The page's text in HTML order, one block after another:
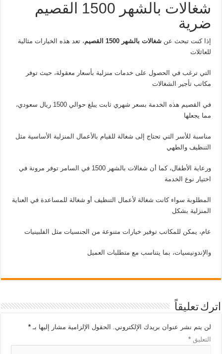
شغالات بالشهر 1500 القصيم
ضرية
إذا كنت تبحث عنشغالات بالشهر 1500 القصيم
، تعد هذه الخيارات مثالية
للعائلات
التي ترغب في الحصول على خدمات منزلية بأسعار معقولة، حيث توفر
مكاتب تأجير الشغالات
في القصيم هذه الخدمة بسعر شهري ثابت يبلغ حوالي 1500 ريال سعودي،
مما يجعلها
مناسبة للأسر التي تحتاج إلى شغالة للقيام بالأعمال المنزلية الأساسية مثل
التنظيف والطهي
ورعاية الأطفال، كما أن شغالات بالشهر 1500 في السامر توفر مرونة في
اختيار نوع الخدمة
المطلوبة سواء كانت شغالة لأعمال التنظيف أو شغالة للمساعدة في العناية
المنزلية بشكل
عام، يمكن للمكاتب توفير خيارات متنوعة من الجنسيات مثل الفلبينيات
والإندونيسيات، بما يتناسب مع متطلبات العميل
اترك تعليقاً
لن يتم نشر عنوان بريدك الإلكتروني. الحقول الإلزامية مشار إليها بـ*
التعليق*